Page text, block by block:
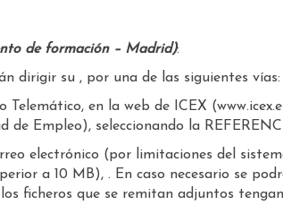
de formación – Madrid):
dirigir su , por una de las siguientes vías:
Telemático, en la web de ICEX
de Empleo), seleccionando la
electrónico (por limitaciones del
a 10 MB), . En caso necesario se
ficheros que se remitan adjuntos